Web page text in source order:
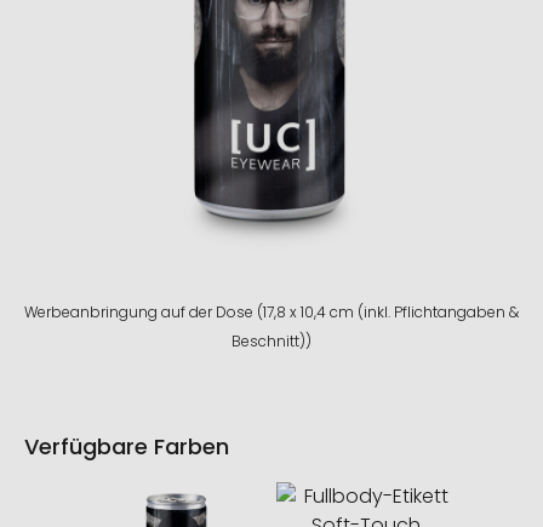
Werbeanbringung auf der Dose (17,8 x 10,4 cm (inkl. Pflichtangaben &
Beschnitt))
Verfügbare Farben